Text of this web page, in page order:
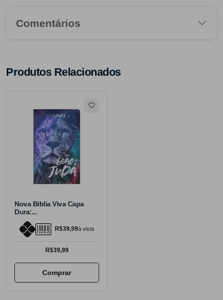
Comentários
Produtos Relacionados
Nova Biblia Viva Capa
Dura:...
R$39,99à vista
R$39,99
Comprar